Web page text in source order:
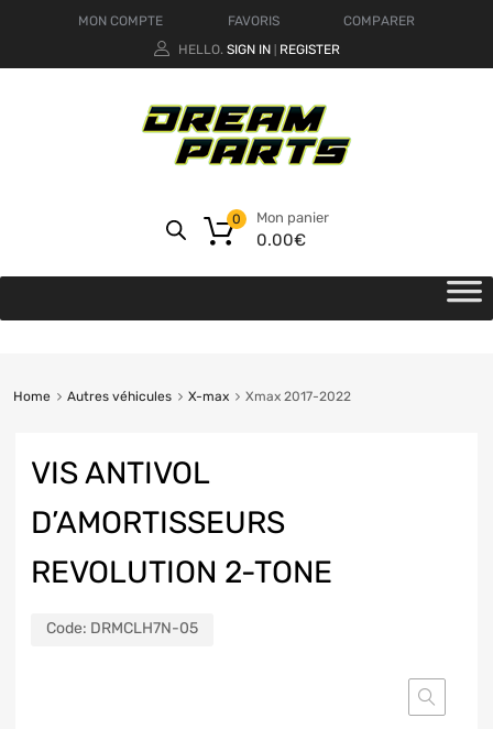
MON COMPTE FAVORIS
COMPARER
HELLO. SIGN IN REGISTER
Mon panier
0.00€
0
Home Autres véhicules X-max Xmax 2017-2022
VIS ANTIVOL
D’AMORTISSEURS
REVOLUTION 2-TONE
Code: DRMCLH7N-05